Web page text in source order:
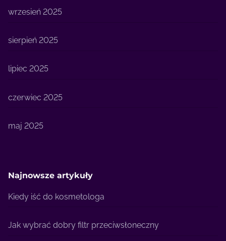
wrzesień 2025
sierpień 2025
lipiec 2025
czerwiec 2025
maj 2025
Najnowsze artykuły
Kiedy iść do kosmetologa
Jak wybrać dobry filtr przeciwsłoneczny